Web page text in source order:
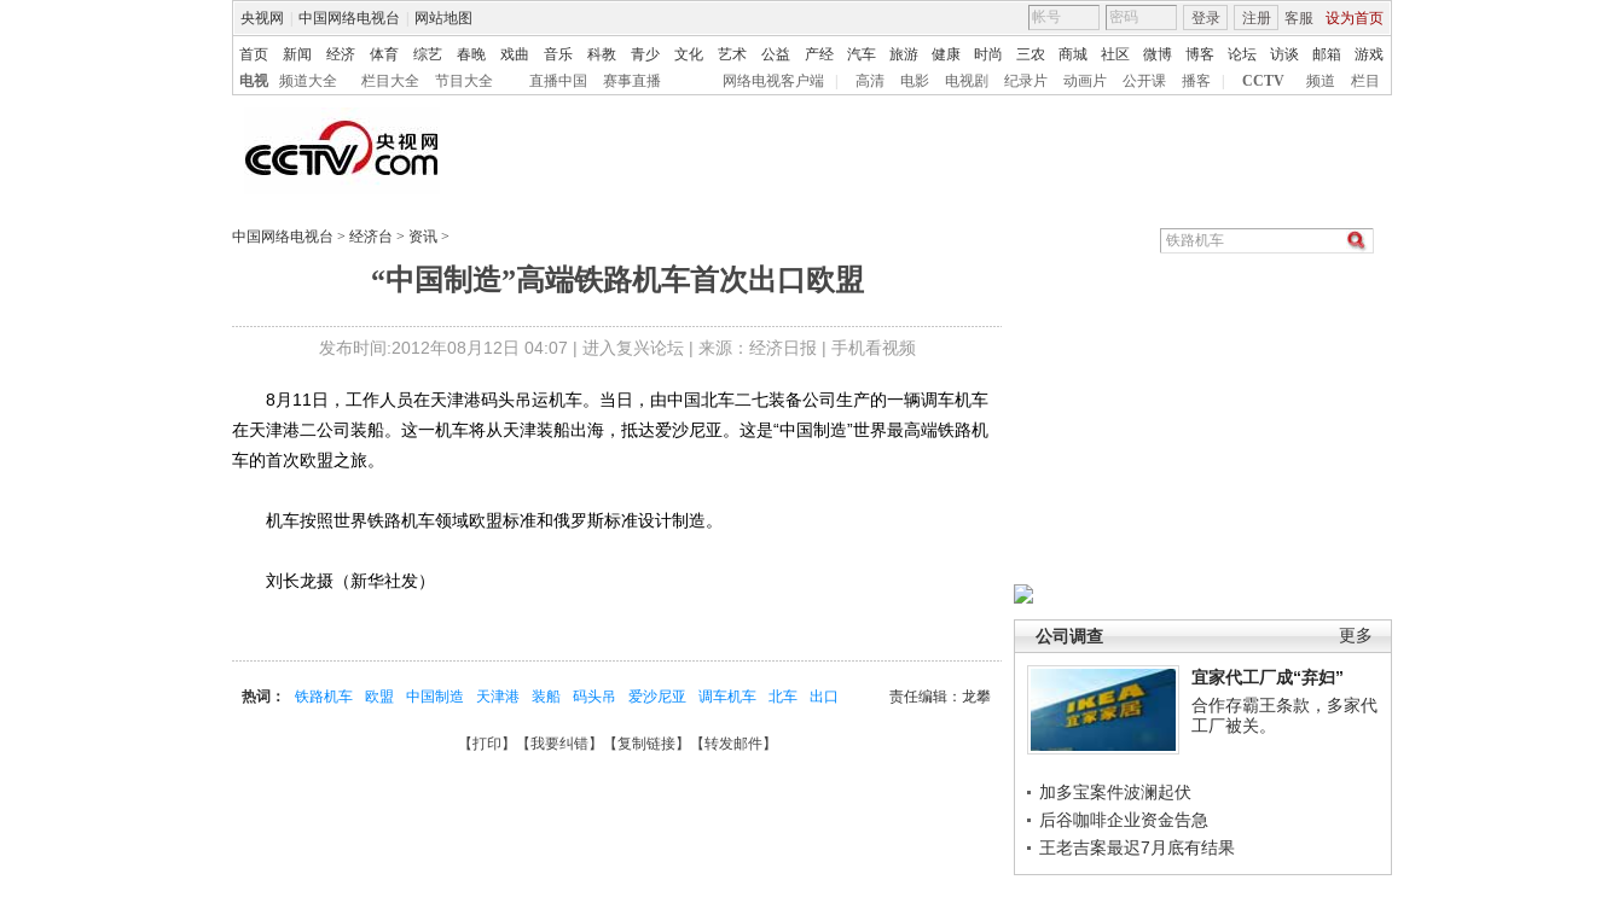
央视网 中国网络电视台 网站地图 客服 设为首页
登录 注册
首页 新闻 经济 体育 综艺 春晚 戏曲 音乐 科教 青少 文化 艺术 公益 产经 汽车 旅游 健康 时尚 三农 商城 社区 微博 博客 论坛 访谈 邮箱
游戏
电视
频道大全 栏目大全 节目大全 直播中国 赛事直播 网络电视客户端 高清 电影 电视剧 纪录片 动画片 公开课 播客 CCTV 频道 栏目
中国网络电视台 > 经济台 > 资讯 >
“中国制造”高端铁路机车首次出口欧盟
发布时间:2012年08月12日 04:07 | 进入复兴论坛| 来源：经济日报 | 手机看视频
更多
公司调查
宜家代工厂成“弃妇”
合作存霸王条款，多家代
工厂被关。
加多宝案件波澜起伏
后谷咖啡企业资金告急
王老吉案最迟7月底有结果
8月11日，工作人员在天津港码头吊运机车。当日，由中国北车二七装备公司生产的一辆调车机车
在天津港二公司装船。这一机车将从天津装船出海，抵达爱沙尼亚。这是“中国制造”世界最高端铁路机
车的首次欧盟之旅。
机车按照世界铁路机车领域欧盟标准和俄罗斯标准设计制造。
刘长龙摄（新华社发）
责任编辑：龙攀
热词： 铁路机车 欧盟 中国制造 天津港 装船 码头吊 爱沙尼亚 调车机车 北车 出口
【打印 】【我要纠错】【复制链接】【转发邮件】